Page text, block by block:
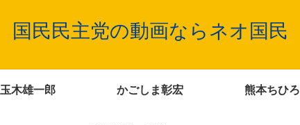
国民民主党の動画ならネオ国民
玉木雄一郎 かごしま彰宏 熊本ちひろ